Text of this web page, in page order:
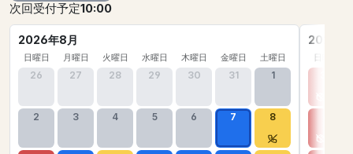
次回受付予定10:00
2026年8月
日曜日 月曜日 火曜日 水曜日 木曜日 金曜日 土曜日
26 27 28 29 30 31 1
2 3 4 5 6 7 8
2026年
日曜日